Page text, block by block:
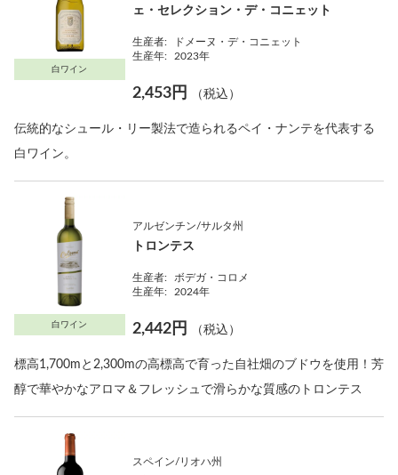
白ワイン
ェ・セレクション・デ・コニェット
生産者:
ドメーヌ・デ・コニェット
生産年:
2023年
2,453円 （税込）
伝統的なシュール・リー製法で造られるペイ・ナンテを代表する
白ワイン。
白ワイン
アルゼンチン/サルタ州
トロンテス
生産者:
ボデガ・コロメ
生産年:
2024年
2,442円 （税込）
標高1,700mと2,300mの高標高で育った自社畑のブドウを使用！芳
醇で華やかなアロマ＆フレッシュで滑らかな質感のトロンテス
スペイン/リオハ州